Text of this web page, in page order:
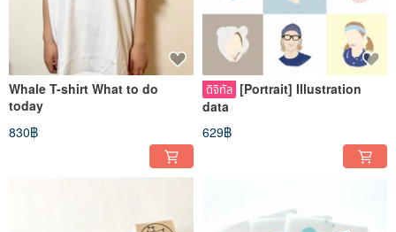
Whale T-shirt What to do
today
830฿
ดิจิทัล [Portrait] Illustration
data
629฿